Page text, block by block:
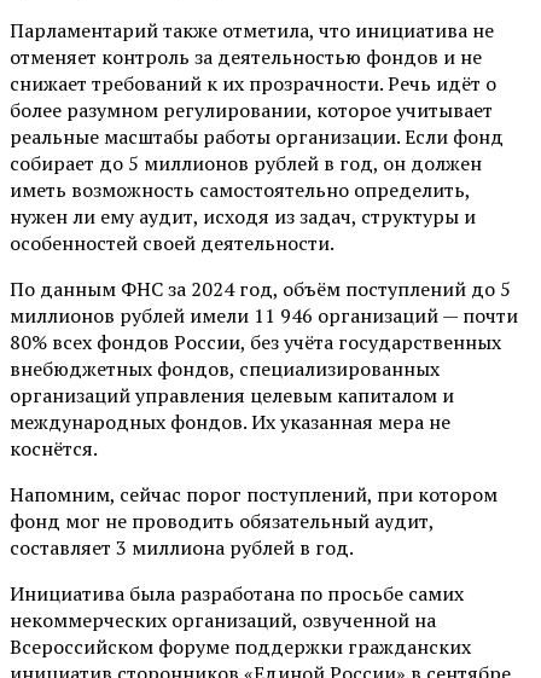
Парламентарий также отметила, что инициатива не
отменяет контроль за деятельностью фондов и не
снижает требований к их прозрачности. Речь идёт о
более разумном регулировании, которое учитывает
реальные масштабы работы организации. Если фонд
собирает до 5 миллионов рублей в год, он должен
иметь возможность самостоятельно определить,
нужен ли ему аудит, исходя из задач, структуры и
особенностей своей деятельности.
По данным ФНС за 2024 год, объём поступлений до 5
миллионов рублей имели 11 946 организаций — почти
80% всех фондов России, без учёта государственных
внебюджетных фондов, специализированных
организаций управления целевым капиталом и
международных фондов. Их указанная мера не
коснётся.
Напомним, сейчас порог поступлений, при котором
фонд мог не проводить обязательный аудит,
составляет 3 миллиона рублей в год.
Инициатива была разработана по просьбе самих
некоммерческих организаций, озвученной на
Всероссийском форуме поддержки гражданских